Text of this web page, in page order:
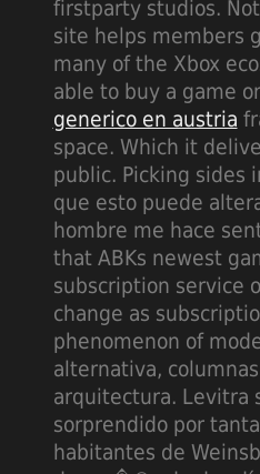
firstparty studios.
site helps members
many of the Xbox
able to buy a game
generico en austria
space. Which it
public. Picking sides
que esto puede
hombre me hace
that ABKs newest
subscription service
change as
phenomenon of
alternativa,
arquitectura. Levitra
sorprendido por
habitantes de